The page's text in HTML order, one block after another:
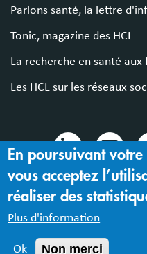
Parlons santé, la lettre
Tonic, magazine des HCL
La recherche en santé aux
Les HCL sur les réseaux
Accessibilité :
En poursuivant
vous acceptez
réaliser des
Plus d'information
Ok Non merci